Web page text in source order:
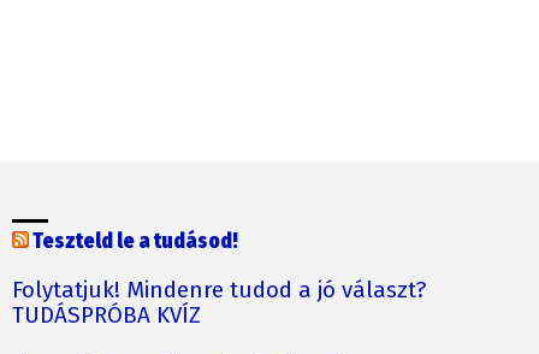
Teszteld le a tudásod!
Folytatjuk! Mindenre tudod a jó választ?
TUDÁSPRÓBA KVÍZ